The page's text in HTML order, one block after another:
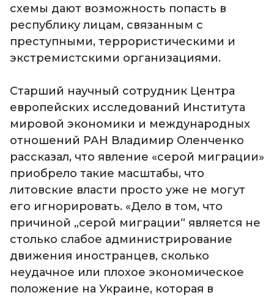
схемы дают возможность попасть в
республику лицам, связанным с
преступными, террористическими и
экстремистскими организациями.
Старший научный сотрудник Центра
европейских исследований Института
мировой экономики и международных
отношений РАН Владимир Оленченко
рассказал, что явление «серой миграции»
приобрело такие масштабы, что
литовские власти просто уже не могут
его игнорировать. «Дело в том, что
причиной „серой миграции“ является не
столько слабое администрирование
движения иностранцев, сколько
неудачное или плохое экономическое
положение на Украине, которая в